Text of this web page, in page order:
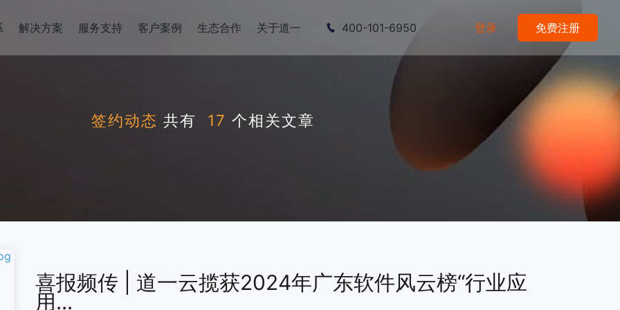
解决方案 服务支持 客户案例 生态合作 关于道一 400-101-6950 登录 免费注册
签约动态 共有 17 个相关文章
喜报频传 | 道一云揽获2024年广东软件风云榜“行业应
用...